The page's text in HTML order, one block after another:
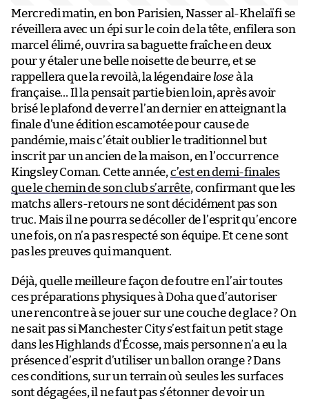
Mercredi matin, en bon Parisien, Nasser al-Khelaïfi se
réveillera avec un épi sur le coin de la tête, enfilera son
marcel élimé, ouvrira sa baguette fraîche en deux
pour y étaler une belle noisette de beurre, et se
rappellera que la revoilà, la légendaire loseà la
française… Il la pensait partie bien loin, après avoir
brisé le plafond de verre l’an dernier en atteignant la
finale d’une édition escamotée pour cause de
pandémie, mais c’était oublier le traditionnel but
inscrit par un ancien de la maison, en l’occurrence
Kingsley Coman. Cette année, c’est en demi-finales
que le chemin de son club s’arrête, confirmant que les
matchs allers-retours ne sont décidément pas son
truc. Mais il ne pourra se décoller de l’esprit qu’encore
une fois, on n’a pas respecté son équipe. Et ce ne sont
pas les preuves qui manquent.
Déjà, quelle meilleure façon de foutre en l’air toutes
ces préparations physiques à Doha que d’autoriser
une rencontre à se jouer sur une couche de glace ? On
ne sait pas si Manchester City s’est fait un petit stage
dans les Highlands d’Écosse, mais personne n’a eu la
présence d’esprit d’utiliser un ballon orange ? Dans
ces conditions, sur un terrain où seules les surfaces
sont dégagées, il ne faut pas s’étonner de voir un